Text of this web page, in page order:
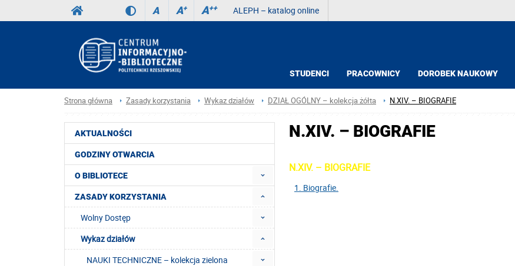
A A+ A++ ALEPH – katalog online
STUDENCI PRACOWNICY DOROBEK NAUKOWY
Strona główna Zasady korzystania Wykaz działów DZIAŁ OGÓLNY – kolekcja żółta N.XIV. – BIOGRAFIE
AKTUALNOŚCI
GODZINY OTWARCIA
O BIBLIOTECE
ZASADY KORZYSTANIA
Wolny Dostęp
Wykaz działów
NAUKI TECHNICZNE – kolekcja zielona
N.XIV. – BIOGRAFIE
N.XIV. – BIOGRAFIE
1. Biografie.